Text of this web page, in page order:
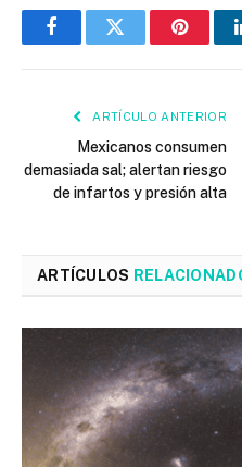
FacebookTwitter
ARTÍCULO ANTERIOR
Mexicanos consumen
demasiada sal; alertan riesgo
de infartos y presión alta
ARTÍCULOS